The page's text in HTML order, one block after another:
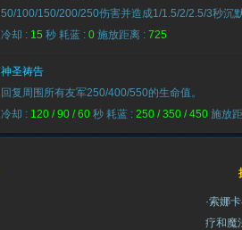
50/100/150/200/250伤害并造成1/1.5/2/2.5/3秒沉
冷却 : 15 秒 耗蓝 :0 施放距离 :725
神圣祷告
回复周围所有友军250/400/550的生命值。
冷却 : 120 / 90 / 60 秒 耗蓝 :250 / 350 / 450 施放
·索娜
疗和魔